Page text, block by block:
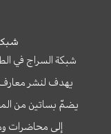
شبكة السراج في
يهدف لنشر معارف
يضمّ بساتين من
إلى محاضرات